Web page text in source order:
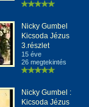
Nicky Gumbel
Kicsoda Jézus
3.részlet
15 éve
26 megtekintés
Nicky Gumbel :
Kicsoda Jézus